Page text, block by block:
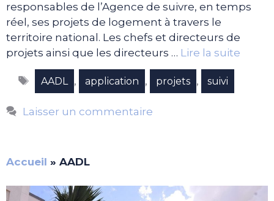
responsables de l’Agence de suivre, en temps
réel, ses projets de logement à travers le
territoire national. Les chefs et directeurs de
projets ainsi que les directeurs … Lire la suite
Étiquettes
AADL , application , projets , suivi
Laisser un commentaire
Accueil » AADL